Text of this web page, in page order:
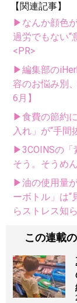
【関連記事】
▶なんか顔色
過労でもない“
<PR>
▶編集部の
容のお悩み別
6月】
▶食費の節約
入れ」が“手間
▶3COINSの「
そう。そうめ
▶油の使用量
ーボトル」は“
らストレス知
この連載